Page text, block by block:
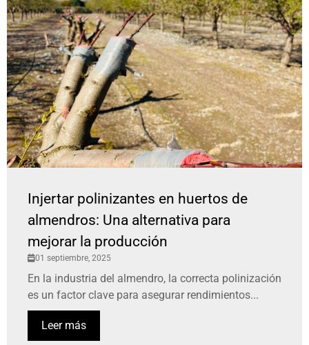
Injertar polinizantes en huertos de
almendros: Una alternativa para
mejorar la producción
01 septiembre, 2025
En la industria del almendro, la correcta polinización
es un factor clave para asegurar rendimientos...
Leer más